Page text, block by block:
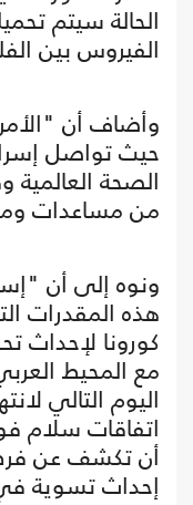
الحالة سيتم
الفيروس بين
وأضاف أن
حيث تواصل
الصحة العالمية
من مساعدات
ونوه إلى أن
هذه المقدرات
كورونا لإحداث
مع المحيط
اليوم التالي
اتفاقات سلام
أن تكشف عن
إحداث تسوية في